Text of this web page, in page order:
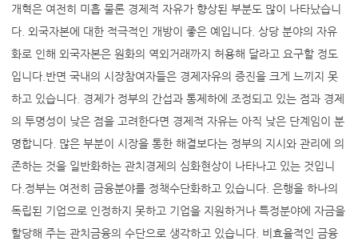
개혁은 여전히 미흡 물론 경제적 자유가 향상된 부분도 많이 나타났습니
다. 외국자본에 대한 적극적인 개방이 좋은 예입니다. 상당 분야의 자유
화로 인해 외국자본은 원화의 역외거래까지 허용해 달라고 요구할 정도
입니다.반면 국내의 시장참여자들은 경제자유의 증진을 크게 느끼지 못
하고 있습니다. 경제가 정부의 간섭과 통제하에 조정되고 있는 점과 경제
의 투명성이 낮은 점을 고려한다면 경제적 자유는 아직 낮은 단계임이 분
명합니다. 많은 부분이 시장을 통한 해결보다는 정부의 지시와 관리에 의
존하는 것을 일반화하는 관치경제의 심화현상이 나타나고 있는 것입니
다.정부는 여전히 금융분야를 정책수단화하고 있습니다. 은행을 하나의
독립된 기업으로 인정하지 못하고 기업을 지원하거나 특정분야에 자금을
할당해 주는 관치금융의 수단으로 생각하고 있습니다. 비효율적인 금융